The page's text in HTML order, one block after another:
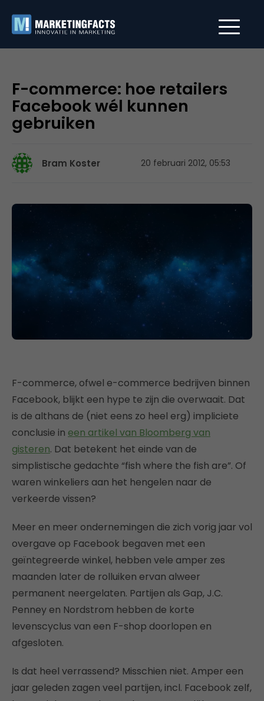
F-commerce: hoe retailers
Facebook wél kunnen
gebruiken
Bram Koster 20 februari 2012, 05:53
F-commerce, ofwel e-commerce bedrijven binnen
Facebook, blijkt een hype te zijn die overwaait. Dat
is de althans de (niet eens zo heel erg) impliciete
conclusie in een artikel van Bloomberg van
gisteren. Dat betekent het einde van de
simplistische gedachte “fish where the fish are”. Of
waren winkeliers aan het hengelen naar de
verkeerde vissen?
Meer en meer ondernemingen die zich vorig jaar vol
overgave op Facebook begaven met een
geïntegreerde winkel, hebben vele amper zes
maanden later de rolluiken ervan alweer
permanent neergelaten. Partijen als Gap, J.C.
Penney en Nordstrom hebben de korte
levenscyclus van een F-shop doorlopen en
afgesloten.
Is dat heel verrassend? Misschien niet. Amper een
jaar geleden zagen veel partijen, incl. Facebook zelf,